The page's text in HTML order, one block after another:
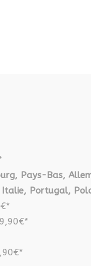
Pays-Bas,
Italie, Portugal,